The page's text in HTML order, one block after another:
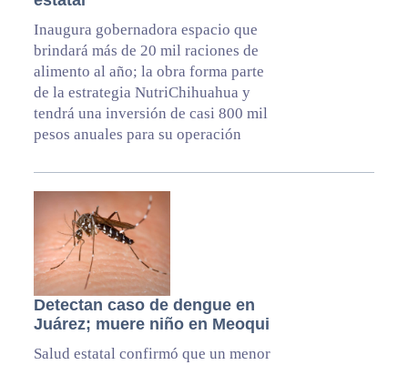
Inaugura gobernadora espacio que
brindará más de 20 mil raciones de
alimento al año; la obra forma parte
de la estrategia NutriChihuahua y
tendrá una inversión de casi 800 mil
pesos anuales para su operación
Detectan caso de dengue en
Juárez; muere niño en Meoqui
Salud estatal confirmó que un menor